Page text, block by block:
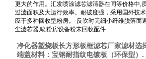
更大的作用。汇发喷涂滤芯滤清器在同等价格中,
过滤面积及大运行效率。耐破度强，采用国外技
应于多种回收型粉房。
反吹时无细小纤维脱落而
尘滤芯器,喷粉房设备粉末回收配件
净化器塑烧板长方形板框滤芯厂家滤材选
端盖材料：宝钢耐指纹电镀板（环保型）.